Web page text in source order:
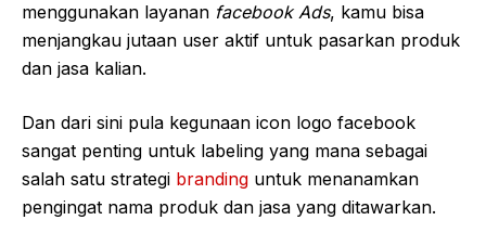
menggunakan layanan facebook Ads, kamu bisa
menjangkau jutaan user aktif untuk pasarkan produk
dan jasa kalian.
Dan dari sini pula kegunaan icon logo facebook
sangat penting untuk labeling yang mana sebagai
salah satu strategi branding untuk menanamkan
pengingat nama produk dan jasa yang ditawarkan.